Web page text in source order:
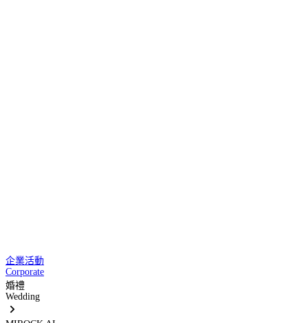
企業活動
Corporate
婚禮
Wedding